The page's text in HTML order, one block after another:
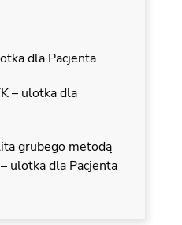
dla Pacjenta
– ulotka dla
grubego metodą
ulotka dla Pacjenta